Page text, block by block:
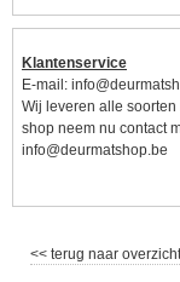
Klantenservice
E-mail:
Wij leveren alle
shop neem nu contact
info@deurmatshop.be
<< terug naar overzicht